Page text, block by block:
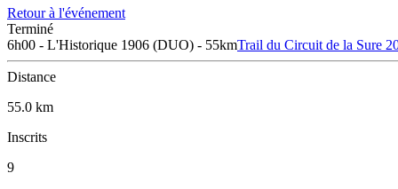
Retour à l'événement
Terminé
6h00 - L'Historique 1906 (DUO) - 55kmTrail du Circuit de la Sure
Distance
55.0 km
Inscrits
9